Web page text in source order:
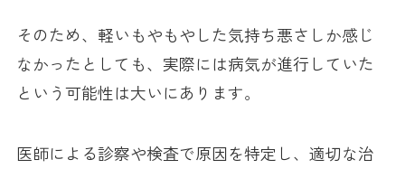
そのため、軽いもやもやした気持ち悪さしか感じ
なかったとしても、実際には病気が進行していた
という可能性は大いにあります。
医師による診察や検査で原因を特定し、適切な治